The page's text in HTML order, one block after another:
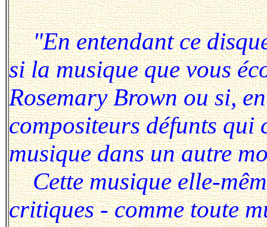
"En entendant ce
si la musique que vous
Rosemary Brown ou si,
compositeurs défunts qui
musique dans un autre
Cette musique elle-
critiques - comme toute